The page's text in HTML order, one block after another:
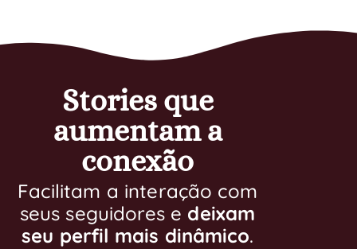
Stories que
aumentam a
conexão
Facilitam a interação com
seus seguidores e deixam
seu perfil mais dinâmico.